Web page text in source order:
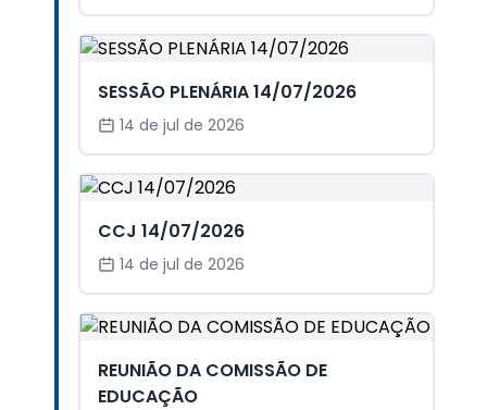
SESSÃO PLENÁRIA 14/07/2026
14 de jul de 2026
CCJ 14/07/2026
14 de jul de 2026
REUNIÃO DA COMISSÃO DE
EDUCAÇÃO